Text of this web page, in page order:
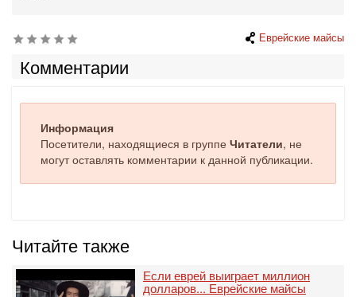
Еврейские майсы
Комментарии
Информация
Посетители, находящиеся в группе Читатели, не
могут оставлять комментарии к данной публикации.
Читайте также
Если еврей выиграет миллион
долларов... Еврейские майсы